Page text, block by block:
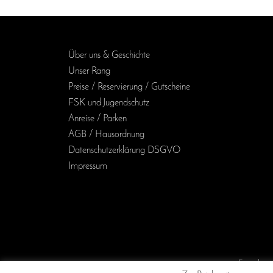
Über uns & Geschichte
Unser Rang
Preise / Reservierung / Gutscheine
FSK und Jugendschutz
Anreise / Parken
AGB / Haus­ordnung
Daten­schutz­erklärung DSGVO
Impressum